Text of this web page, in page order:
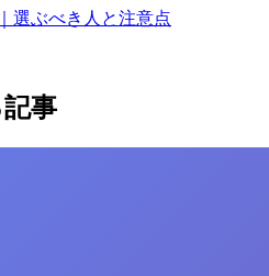
選ぶべき人と注意点
事